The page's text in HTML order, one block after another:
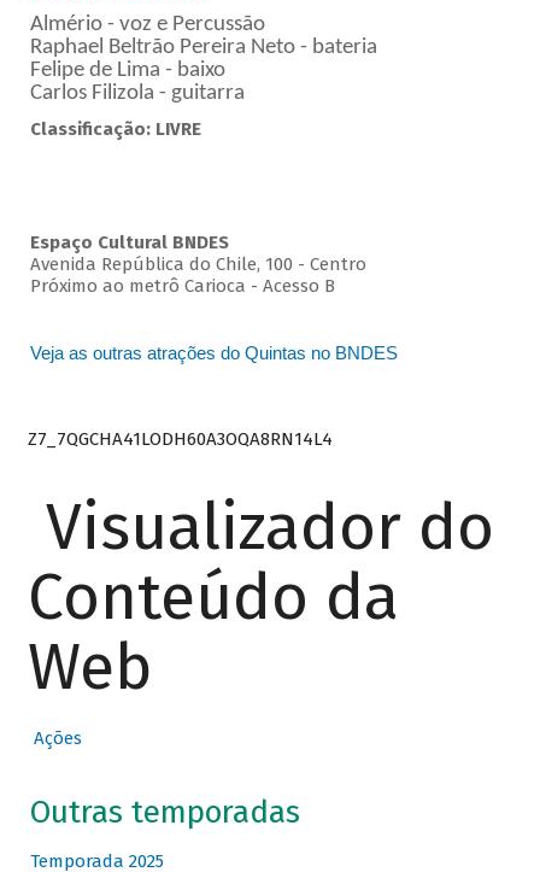
Almério - voz e Percussão
Raphael Beltrão Pereira Neto - bateria
Felipe de Lima - baixo
Carlos Filizola - guitarra
Classificação: LIVRE
Espaço Cultural BNDES
Avenida República do Chile, 100 - Centro
Próximo ao metrô Carioca - Acesso B
Veja as outras atrações do Quintas no BNDES
Z7_7QGCHA41LODH60A3OQA8RN14L4
Visualizador do
Conteúdo da
Web
Ações
Outras temporadas
Temporada 2025